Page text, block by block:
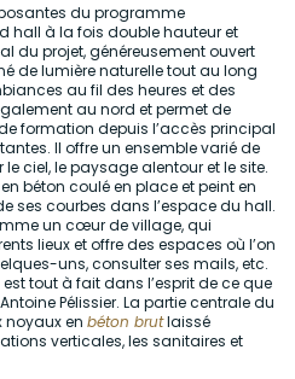
du programme
hall à la fois double hauteur et
du projet, généreusement ouvert
de lumière naturelle tout au long
au fil des heures et des
au nord et permet de
formation depuis l’accès principal
Il offre un ensemble varié de
le ciel, le paysage alentour et le site.
béton coulé en place et peint en
ses courbes dans l’espace du hall.
un cœur de village, qui
lieux et offre des espaces où l’on
uns, consulter ses mails, etc.
tout à fait dans l’esprit de ce que
Pélissier. La partie centrale du
noyaux en béton brutlaissé
verticales, les sanitaires et